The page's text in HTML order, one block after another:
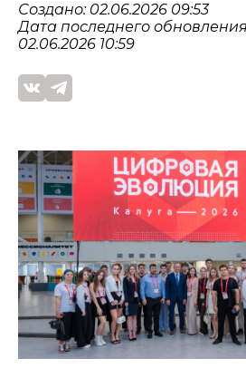
Создано: 02.06.2026 09:53
Дата последнего
02.06.2026 10:59